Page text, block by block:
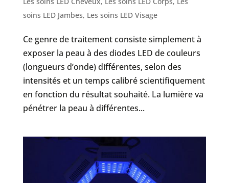
soins LED Jambes, Les soins LED Visage
Ce genre de traitement consiste simplement à
exposer la peau à des diodes LED de couleurs
(longueurs d’onde) différentes, selon des
intensités et un temps calibré scientifiquement
en fonction du résultat souhaité. La lumière va
pénétrer la peau à différentes...